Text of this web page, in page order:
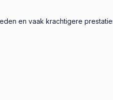
en vaak krachtigere